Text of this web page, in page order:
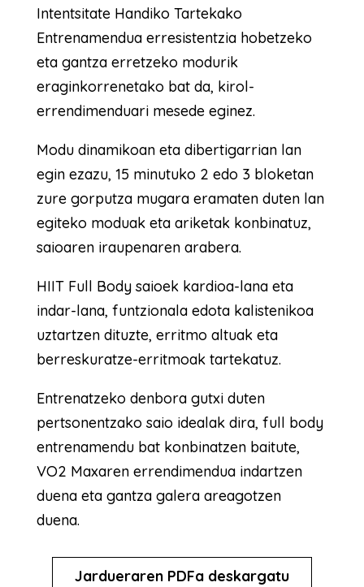
Intentsitate Handiko Tartekako
Entrenamendua erresistentzia hobetzeko
eta gantza erretzeko modurik
eraginkorrenetako bat da, kirol-
errendimenduari mesede eginez.
Modu dinamikoan eta dibertigarrian lan
egin ezazu, 15 minutuko 2 edo 3 bloketan
zure gorputza mugara eramaten duten lan
egiteko moduak eta ariketak konbinatuz,
saioaren iraupenaren arabera.
HIIT Full Body saioek kardioa-lana eta
indar-lana, funtzionala edota kalistenikoa
uztartzen dituzte, erritmo altuak eta
berreskuratze-erritmoak tartekatuz.
Entrenatzeko denbora gutxi duten
pertsonentzako saio idealak dira, full body
entrenamendu bat konbinatzen baitute,
VO2 Maxaren errendimendua indartzen
duena eta gantza galera areagotzen
duena.
Jardueraren PDFa deskargatu